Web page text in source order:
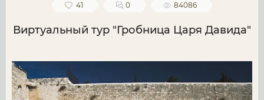
41 0 84086
Виртуальный тур "Гробница Царя Давида"